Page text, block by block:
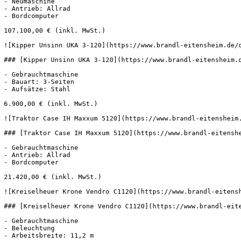
- Antrieb: Allrad
- Bordcomputer
107.100,00 € (inkl. MwSt.)
![Kipper Unsinn UKA 3-120](https://www.brandl-eitensheim.de/
### [Kipper Unsinn UKA 3-120](https://www.brandl-
- Gebrauchtmaschine
- Bauart: 3-Seiten
- Aufsätze: Stahl
6.900,00 € (inkl. MwSt.)
![Traktor Case IH Maxxum 5120](https://www.brandl-
### [Traktor Case IH Maxxum 5120](https://www.brandl-
- Gebrauchtmaschine
- Antrieb: Allrad
- Bordcomputer
21.420,00 € (inkl. MwSt.)
![Kreiselheuer Krone Vendro C1120](https://www.brandl-
### [Kreiselheuer Krone Vendro C1120](https://www.brandl-
- Gebrauchtmaschine
- Beleuchtung
- Arbeitsbreite: 11,2 m